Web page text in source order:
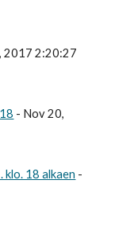
2017 2:20:27
- Nov 20,
klo. 18 alkaen -